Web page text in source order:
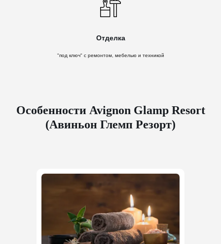
Отделка
"под ключ" с ремонтом, мебелью и техникой
Особенности Avignon Glamp Resort
(Авиньон Глемп Резорт)